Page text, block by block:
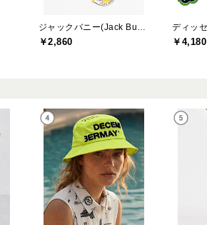
￥2,860 ￥4,180